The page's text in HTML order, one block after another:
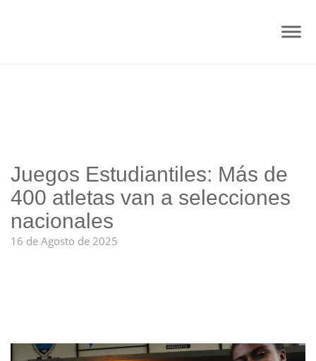
Juegos Estudiantiles: Más de
400 atletas van a selecciones
nacionales
16 de Agosto de 2025